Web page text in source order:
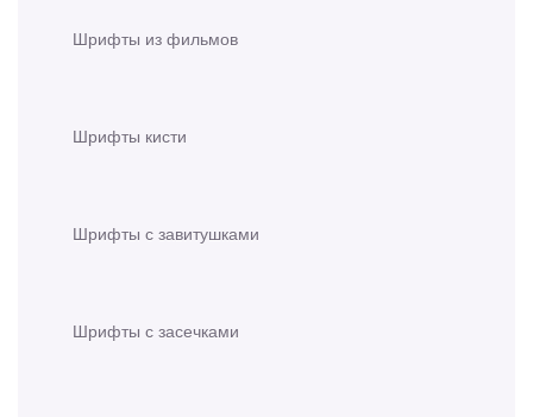
Шрифты из фильмов
Шрифты кисти
Шрифты с завитушками
Шрифты с засечками